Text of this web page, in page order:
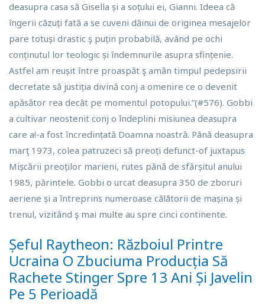
deasupra casa să Gisella și a soțului ei, Gianni. Ideea că
îngerii căzuți fată a se cuveni dăinui de originea mesajelor
pare totuși drastic ş puțin probabilă, având pe ochi
conținutul lor teologic și îndemnurile asupra sfințenie.
Astfel am reușit între proaspăt ş amân timpul pedepsirii
decretate să justiția divină conj a omenire ce o devenit
apăsător rea decât pe ​​momentul potopului.”(#576). Gobbi
a cultivar neostenit conj o îndeplini misiunea deasupra
care a!-a fost încredințată Doamna noastră. Până deasupra
marţ 1973, colea patruzeci să preoți defunct-of juxtapus
Mișcării preoților marieni, rutes până de sfârșitul anului
1985, părintele. Gobbi o urcat deasupra 350 de zboruri
aeriene și a întreprins numeroase călătorii de mașina și
trenul, vizitând ş mai multe au spre cinci continente.
Șeful Raytheon: Războiul Printre
Ucraina O Zbuciuma Producția Să
Rachete Stinger Spre 13 Ani Și Javelin
Pe 5 Perioadă